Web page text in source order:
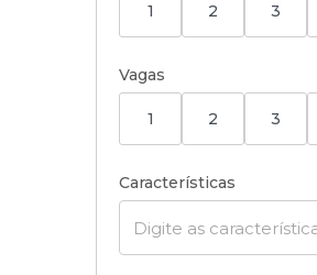
1 2 3
Vagas
1 2 3
Características